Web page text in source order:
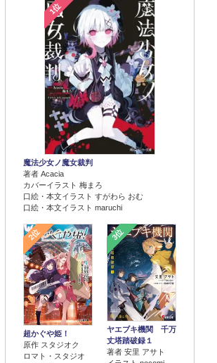
1位
魔法少女ノ魔女裁判
著者 Acacia
カバーイラスト 梅まろ
口絵・本文イラスト すがわら おむ
口絵・本文イラスト maruchi
2位
超かぐや姫！
原作 スタジオク
ロマト・スタジオ
3位
ヤエブキ機関 千万
丈塔踏破録１
著者 安里 アサト